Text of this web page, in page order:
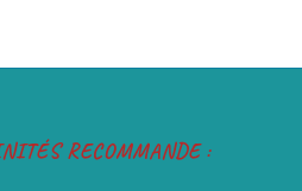
RECOMMANDE :